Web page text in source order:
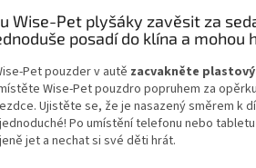
Wise-Pet plyšáky zavěsit za
posadí do klína a mohou
Pet pouzder v autě zacvakněte
Wise-Pet pouzdro popruhem za
Ujistěte se, že je nasazený směrem k
Po umístění telefonu nebo
jet a nechat si své děti hrát.